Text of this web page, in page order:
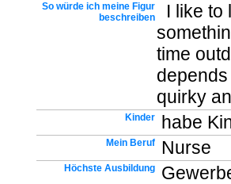
So würde ich meine Figur
beschreiben
I like to
time
quirky
Kinder habe
Mein Beruf Nurse
Höchste Ausbildung